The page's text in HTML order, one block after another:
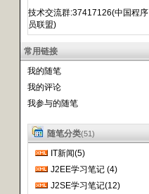
技术交流群:37417126(中国程序
员联盟)
常用链接
我的随笔
我的评论
我参与的随笔
随笔分类(51)
IT新闻(5)
J2EE学习笔记 (4)
J2SE学习笔记(12)